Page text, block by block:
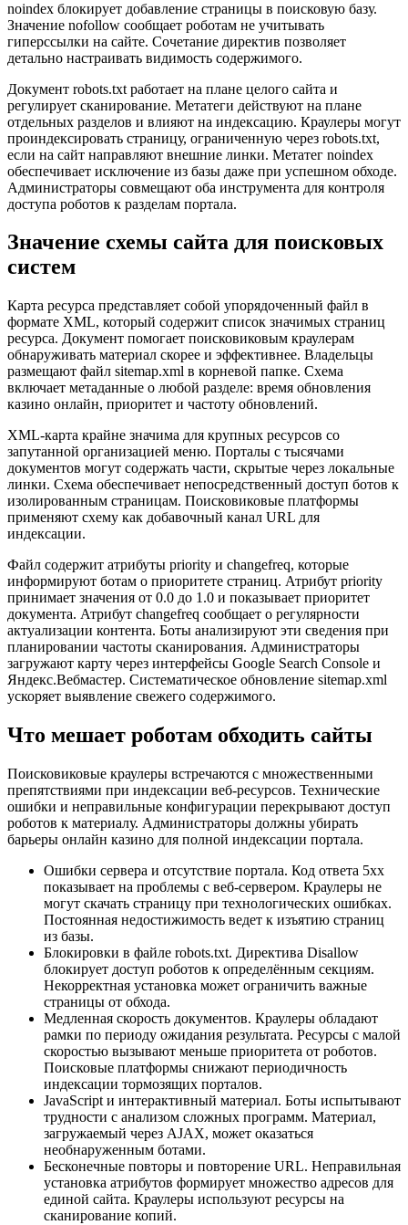
noindex блокирует добавление страницы в поисковую базу.
Значение nofollow сообщает роботам не учитывать
гиперссылки на сайте. Сочетание директив позволяет
детально настраивать видимость содержимого.
Документ robots.txt работает на плане целого сайта и
регулирует сканирование. Метатеги действуют на плане
отдельных разделов и влияют на индексацию. Краулеры могут
проиндексировать страницу, ограниченную через robots.txt,
если на сайт направляют внешние линки. Метатег noindex
обеспечивает исключение из базы даже при успешном обходе.
Администраторы совмещают оба инструмента для контроля
доступа роботов к разделам портала.
Значение схемы сайта для поисковых
систем
Карта ресурса представляет собой упорядоченный файл в
формате XML, который содержит список значимых страниц
ресурса. Документ помогает поисковиковым краулерам
обнаруживать материал скорее и эффективнее. Владельцы
размещают файл sitemap.xml в корневой папке. Схема
включает метаданные о любой разделе: время обновления
казино онлайн, приоритет и частоту обновлений.
XML-карта крайне значима для крупных ресурсов со
запутанной организацией меню. Порталы с тысячами
документов могут содержать части, скрытые через локальные
линки. Схема обеспечивает непосредственный доступ ботов к
изолированным страницам. Поисковиковые платформы
применяют схему как добавочный канал URL для
индексации.
Файл содержит атрибуты priority и changefreq, которые
информируют ботам о приоритете страниц. Атрибут priority
принимает значения от 0.0 до 1.0 и показывает приоритет
документа. Атрибут changefreq сообщает о регулярности
актуализации контента. Боты анализируют эти сведения при
планировании частоты сканирования. Администраторы
загружают карту через интерфейсы Google Search Console и
Яндекс.Вебмастер. Систематическое обновление sitemap.xml
ускоряет выявление свежего содержимого.
Что мешает роботам обходить сайты
Поисковиковые краулеры встречаются с множественными
препятствиями при индексации веб-ресурсов. Технические
ошибки и неправильные конфигурации перекрывают доступ
роботов к материалу. Администраторы должны убирать
барьеры онлайн казино для полной индексации портала.
Ошибки сервера и отсутствие портала. Код ответа 5xx
показывает на проблемы с веб-сервером. Краулеры не
могут скачать страницу при технологических ошибках.
Постоянная недостижимость ведет к изъятию страниц
из базы.
Блокировки в файле robots.txt. Директива Disallow
блокирует доступ роботов к определённым секциям.
Некорректная установка может ограничить важные
страницы от обхода.
Медленная скорость документов. Краулеры обладают
рамки по периоду ожидания результата. Ресурсы с малой
скоростью вызывают меньше приоритета от роботов.
Поисковые платформы снижают периодичность
индексации тормозящих порталов.
JavaScript и интерактивный материал. Боты испытывают
трудности с анализом сложных программ. Материал,
загружаемый через AJAX, может оказаться
необнаруженным ботами.
Бесконечные повторы и повторение URL. Неправильная
установка атрибутов формирует множество адресов для
единой сайта. Краулеры используют ресурсы на
сканирование копий.